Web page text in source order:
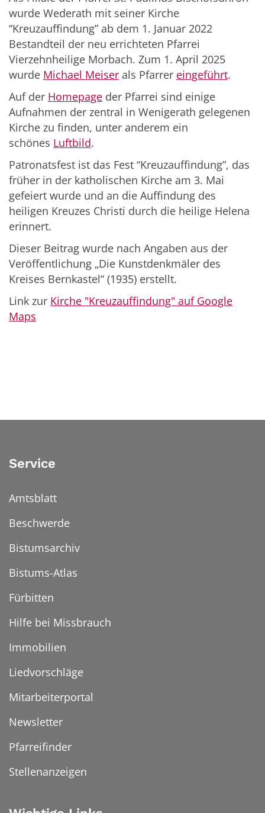
wurde Wederath mit seiner Kirche
“Kreuzauffindung” ab dem 1. Januar 2022
Bestandteil der neu errichteten Pfarrei
Vierzehnheilige Morbach. Zum 1. April 2025
wurde Michael Meiser als Pfarrer eingeführt.
Auf der Homepage der Pfarrei sind einige
Aufnahmen der zentral in Wenigerath gelegenen
Kirche zu finden, unter anderem ein
schönes Luftbild.
Patronatsfest ist das Fest “Kreuzauffindung”, das
früher in der katholischen Kirche am 3. Mai
gefeiert wurde und an die Auffindung des
heiligen Kreuzes Christi durch die heilige Helena
erinnert.
Dieser Beitrag wurde nach Angaben aus der
Veröffentlichung „Die Kunstdenkmäler des
Kreises Bernkastel“ (1935) erstellt.
Link zur Kirche "Kreuzauffindung" auf Google
Maps
Service
Amtsblatt
Beschwerde
Bistumsarchiv
Bistums-Atlas
Fürbitten
Hilfe bei Missbrauch
Immobilien
Liedvorschläge
Mitarbeiterportal
Newsletter
Pfarreifinder
Stellenanzeigen